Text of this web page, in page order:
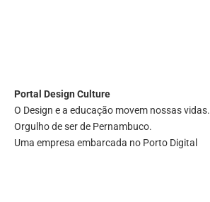
Portal Design Culture
O Design e a educação movem nossas vidas.
Orgulho de ser de Pernambuco.
Uma empresa embarcada no Porto Digital